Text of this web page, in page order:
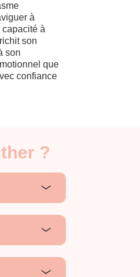
à
à
son
son
que
confiance
?